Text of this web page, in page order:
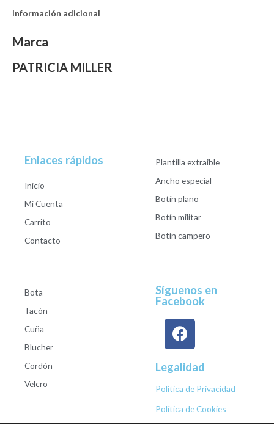
Información adicional
Marca
PATRICIA MILLER
Enlaces rápidos
Inicio
Mi Cuenta
Carrito
Contacto
Plantilla extraible
Ancho especial
Botín plano
Botín militar
Botín campero
Bota
Tacón
Cuña
Blucher
Cordón
Velcro
Síguenos en
Facebook
Legalidad
Política de Privacidad
Política de Cookies